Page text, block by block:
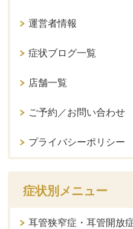
運営者情報
症状ブログ一覧
店舗一覧
ご予約／お問い合わせ
プライバシーポリシー
症状別メニュー
耳管狭窄症・耳管開放